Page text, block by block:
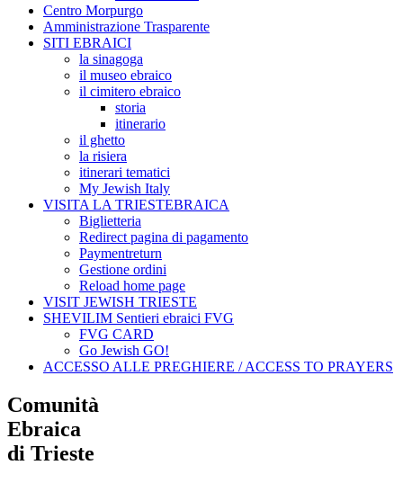
Centro Morpurgo
Amministrazione Trasparente
SITI EBRAICI
la sinagoga
il museo ebraico
il cimitero ebraico
storia
itinerario
il ghetto
la risiera
itinerari tematici
My Jewish Italy
VISITA LA TRIESTEBRAICA
Biglietteria
Redirect pagina di pagamento
Paymentreturn
Gestione ordini
Reload home page
VISIT JEWISH TRIESTE
SHEVILIM Sentieri ebraici FVG
FVG CARD
Go Jewish GO!
ACCESSO ALLE PREGHIERE / ACCESS TO PRAYERS
Comunità
Ebraica
di Trieste